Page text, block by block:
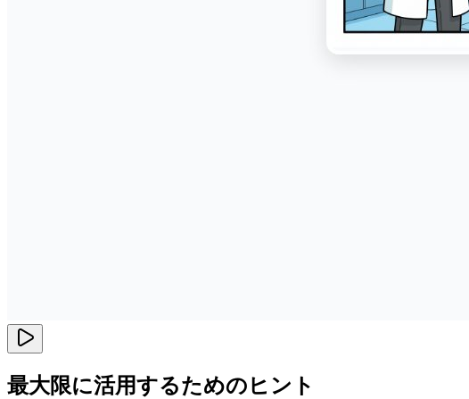
最大限に活用するためのヒント